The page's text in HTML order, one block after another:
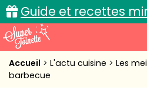
Guide et recettes
Accueil
Accueil L'actu cuisine
Les
barbecue